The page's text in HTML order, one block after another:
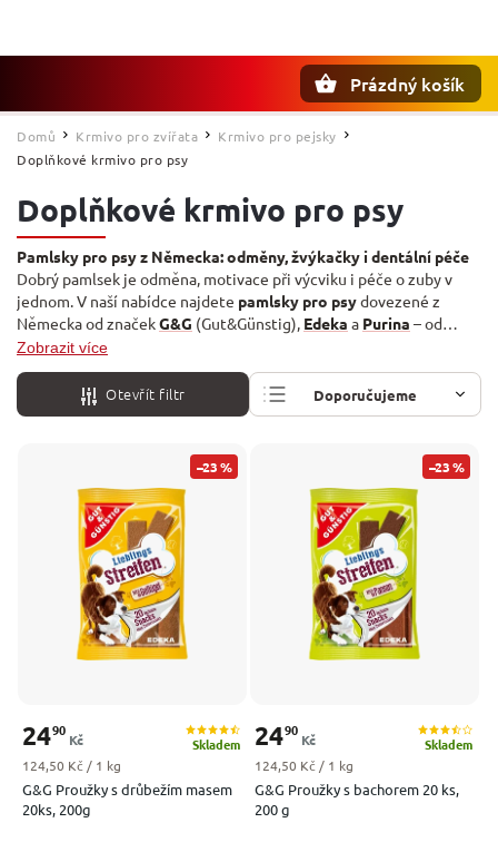
Prázdný košík
Domů / Krmivo pro zvířata / Krmivo pro pejsky /
Doplňkové krmivo pro psy
Doplňkové krmivo pro psy
Pamlsky pro psy z Německa: odměny, žvýkačky i dentální péče
Dobrý pamlsek je odměna, motivace při výcviku i péče o zuby v
jednom. V naší nabídce najdete pamlsky pro psydovezené z
Německa od značekG&G (Gut&Günstig), Edeka a Purina – od
masových proužků přes žvýkací tyčinky po dentální tyčinky, které
pomáhají od zubního kamene. Hlavní stravu doplníte v sekci
Krmivo pro psy, doplňky pro kočky najdete podDoplňkové
krmivo pro kočky.
Zobrazit více
Doporučujeme
Nejdražší
Nejprodávanější
Abecedně
Otevřít filtr
–23 %
G&G Proužky s drůbežím masem
20ks, 200g
Skladem
2490
Kč
Měrná cena:
124,50 Kč / 1 kg
–23 %
G&G Proužky s bachorem 20 ks,
200 g
Skladem
2490
Kč
Měrná cena:
124,50 Kč / 1 kg